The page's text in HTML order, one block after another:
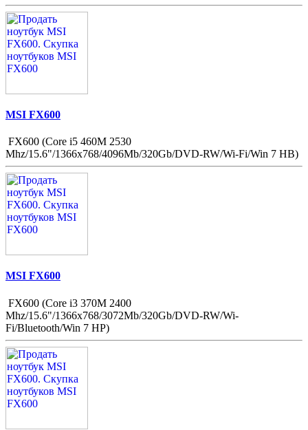
MSI FX600
FX600 (Core i5 460M 2530
Mhz/15.6"/1366x768/4096Mb/320Gb/DVD-RW/Wi-Fi/Win 7 HB)
MSI FX600
FX600 (Core i3 370M 2400
Mhz/15.6"/1366x768/3072Mb/320Gb/DVD-RW/Wi-
Fi/Bluetooth/Win 7 HP)